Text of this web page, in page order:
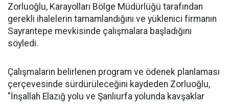
Zorluoğlu, Karayolları Bölge Müdürlüğü tarafından
gerekli ihalelerin tamamlandığını ve yüklenici firmanın
Sayrantepe mevkisinde çalışmalara başladığını
söyledi.
Çalışmaların belirlenen program ve ödenek planlaması
çerçevesinde sürdürüleceğini kaydeden Zorluoğlu,
"İnşallah Elazığ yolu ve Şanlıurfa yolunda kavşaklar